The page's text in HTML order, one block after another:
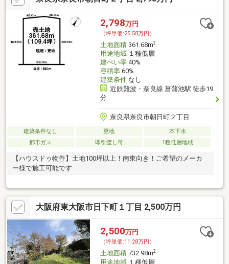
2,798万円
（坪単価:25.58万円）
土地面積361.68m2
用途地域１種低層
建ぺい率40%
容積率60%
建築条件なし
近鉄難波・奈良線 菖蒲池駅 徒歩19
分
奈良県奈良市朝日町２丁目
建築条件なし 更地
本下水
都市ガス
即引渡し可 1種低層地域
【ハウスドゥ物件】土地100坪以上！南東向き！ご希望のメーカ
ー様で施工可能です
大阪府東大阪市日下町１丁目 2,500万円
2,500万円
（坪単価:11.28万円）
土地面積732.98m2
用途地域１種低層